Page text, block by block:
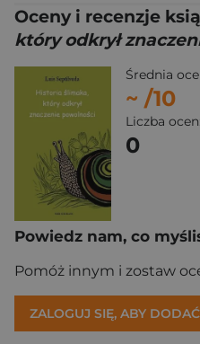
Oceny i recenzje
który odkrył
Średnia
~ /10
Liczba ocen:
0
Powiedz nam, co
Pomóż innym i zostaw
ZALOGUJ SIĘ, ABY